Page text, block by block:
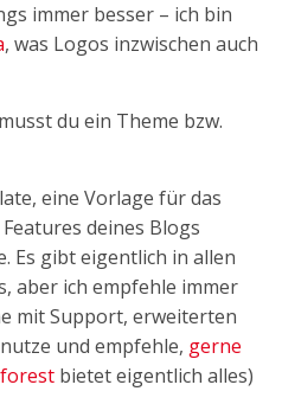
immer besser – ich bin
, was Logos inzwischen auch
du ein Theme bzw.
eine Vorlage für das
deines Blogs
Es gibt eigentlich in allen
aber ich empfehle immer
mit Support, erweiterten
und empfehle, gerne
bietet eigentlich alles)